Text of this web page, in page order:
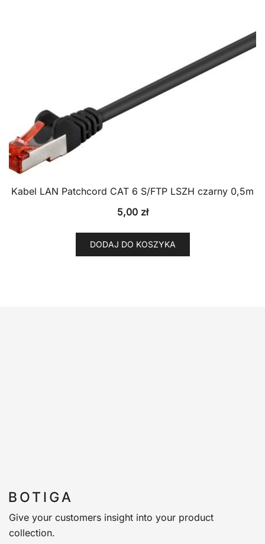
Kabel LAN Patchcord CAT 6 S/FTP LSZH czarny 0,5m
5,00 zł
DODAJ DO KOSZYKA
Give your customers insight into your product
collection.